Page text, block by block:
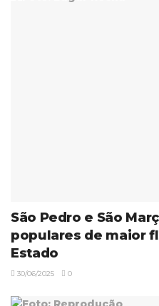
São Pedro e São
populares de maior
Estado
30/06/2025 0